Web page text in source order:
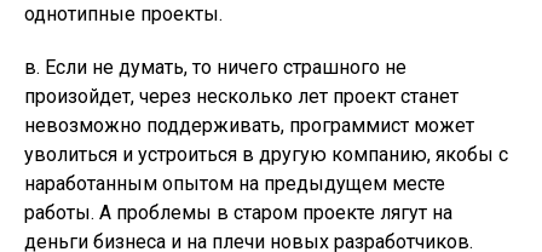
однотипные проекты.
в. Если не думать, то ничего страшного не
произойдет, через несколько лет проект станет
невозможно поддерживать, программист может
уволиться и устроиться в другую компанию, якобы с
наработанным опытом на предыдущем месте
работы. А проблемы в старом проекте лягут на
деньги бизнеса и на плечи новых разработчиков.